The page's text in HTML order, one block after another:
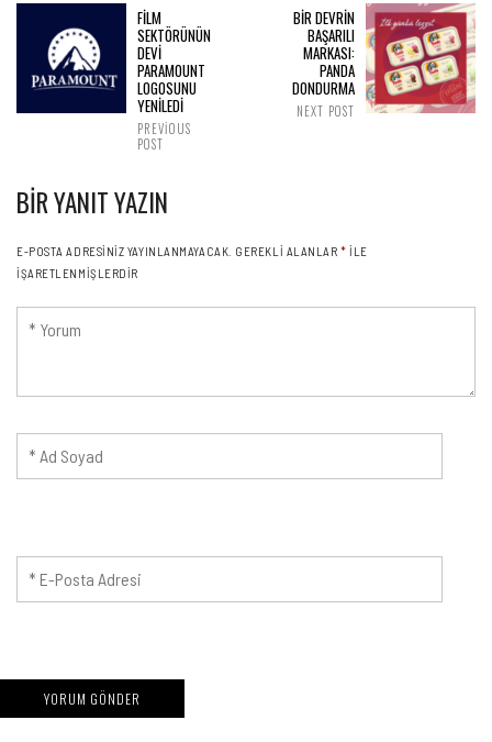
FİLM
SEKTÖRÜNÜN
DEVİ
PARAMOUNT
LOGOSUNU
YENİLEDİ
PREVIOUS
POST
BİR DEVRİN
BAŞARILI
MARKASI:
PANDA
DONDURMA
NEXT POST
BIR YANIT YAZIN
E-POSTA ADRESINIZ YAYINLANMAYACAK. GEREKLI ALANLAR* ILE
IŞARETLENMIŞLERDIR